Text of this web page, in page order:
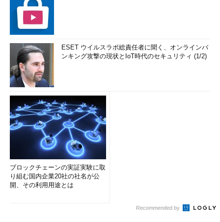
ESET ウイルスラボ総責任者に聞く、オンラインバ
ンキング攻撃の現状とIoT時代のセキュリティ (1/2)
ブロックチェーンの実証実験に取
り組む国内企業20社の社名が公
開、その利用用途とは
Recommended by